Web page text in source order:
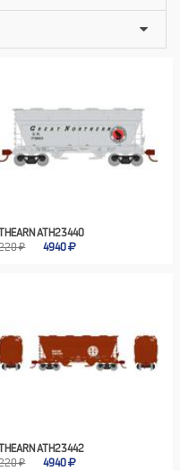
ATH23440
₽
4940
ATH23442
₽
4940